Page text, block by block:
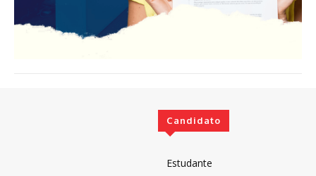
Candidato
Estudante